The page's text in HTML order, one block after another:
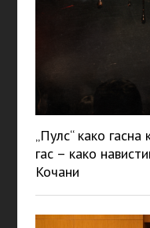
„Пулс“ како
гас – како
Кочани